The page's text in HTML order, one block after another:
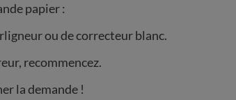
papier :
ou de correcteur blanc.
recommencez.
la demande !